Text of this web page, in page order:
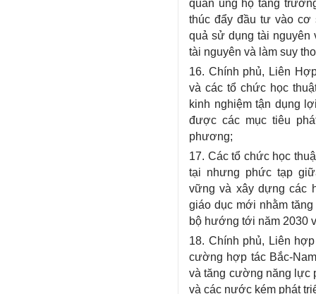
quan ủng hộ tăng
thúc đẩy đầu tư vào cơ
quả sử dụng tài nguyên
tài nguyên và làm suy
16. Chính phủ, Liên
và các tổ chức học
kinh nghiệm tận dụng
được các mục tiêu
phương;
17. Các tổ chức học
tại nhưng phức tạp
vững và xây dựng các
giáo dục mới nhằm
bộ hướng tới năm 2030
18. Chính phủ, Liên
cường hợp tác Bắc-
và tăng cường năng lực
và các nước kém phát